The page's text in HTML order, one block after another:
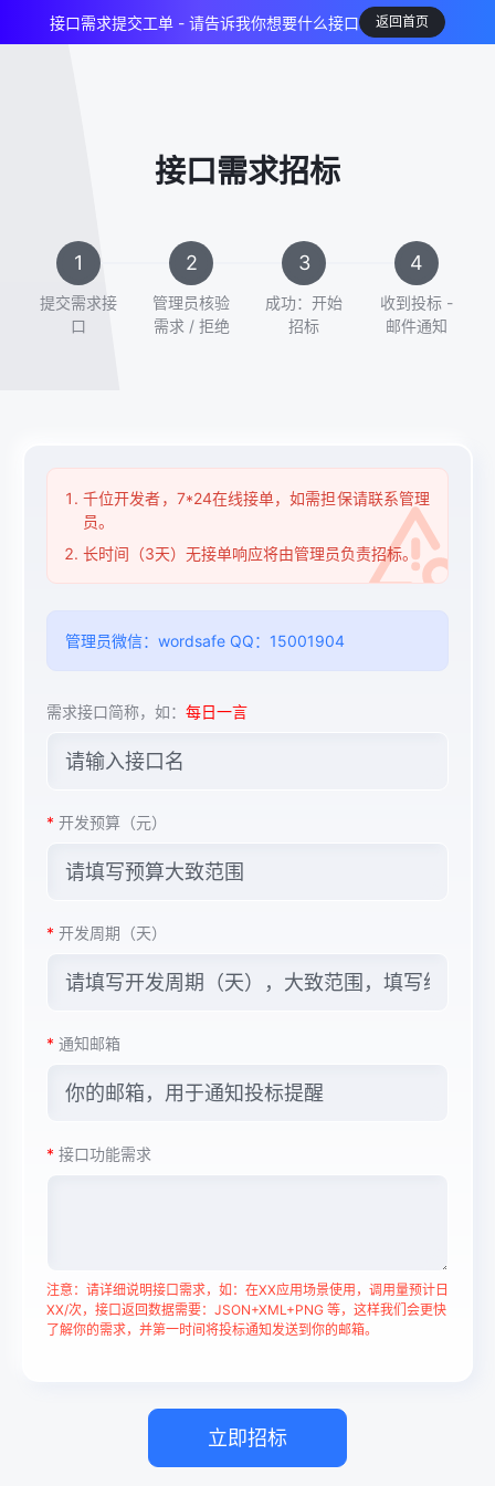
接口需求提交工单 - 请告诉我你想要什么接口 返回首页
接口需求招标
提交需求接
口
管理员核验
需求 / 拒绝
成功：开始
招标
收到投标 -
邮件通知
千位开发者，7*24在线接单，如需担保请联系管理
员。
长时间（3天）无接单响应将由管理员负责招标。
管理员微信：wordsafe QQ：15001904
需求接口简称，如： 每日一言
* 开发预算（元）
* 开发周期（天）
* 通知邮箱
* 接口功能需求
注意：请详细说明接口需求，如：在XX应用场景使用，调用量预计日
XX/次，接口返回数据需要：JSON+XML+PNG 等，这样我们会更快
了解你的需求，并第一时间将投标通知发送到你的邮箱。
立即招标